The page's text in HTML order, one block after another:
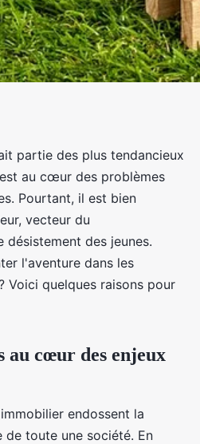
dans les
?
•2 min de lecture
partie des plus tendancieux
au cœur des problèmes
Pourtant, il est bien
vecteur du
des jeunes.
l'aventure dans les
Voici quelques raisons pour
au cœur des enjeux
endossent la
de toute une société. En